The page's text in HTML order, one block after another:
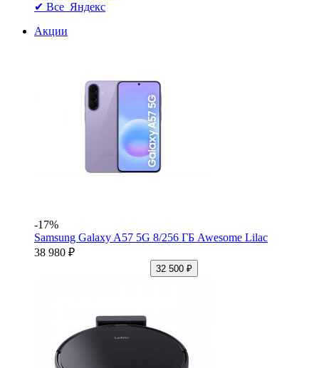
✔ Все Яндекс
Акции
-17%
Samsung Galaxy A57 5G 8/256 ГБ Awesome Lilac
38 980 ₽
32 500 ₽